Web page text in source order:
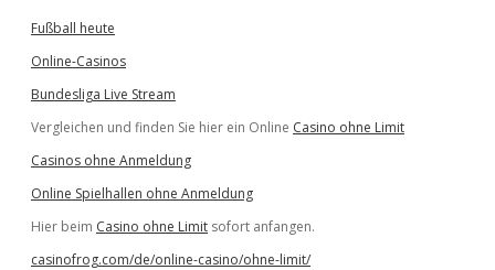
Fußball heute
Online-Casinos
Bundesliga Live Stream
Vergleichen und finden Sie hier ein Online Casino ohne Limit
Casinos ohne Anmeldung
Online Spielhallen ohne Anmeldung
Hier beim Casino ohne Limit sofort anfangen.
casinofrog.com/de/online-casino/ohne-limit/